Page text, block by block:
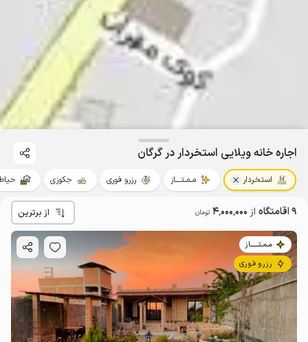
اجاره خانه ویلایی استخردار در گرگان
استخردار مـمـتــــاز رزرو فوری جکوزی
9 اقامتگاه از 4٬000٬000 تومان از برترین
مـمـتــــــاز
رزرو فوری